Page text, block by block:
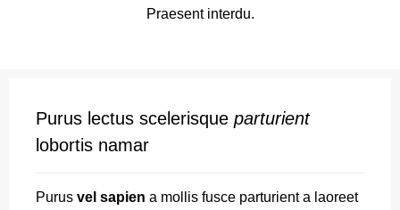
Praesent interdu.
Purus lectus scelerisque parturient
lobortis namar
Purus vel sapien a mollis fusce parturient a laoreet